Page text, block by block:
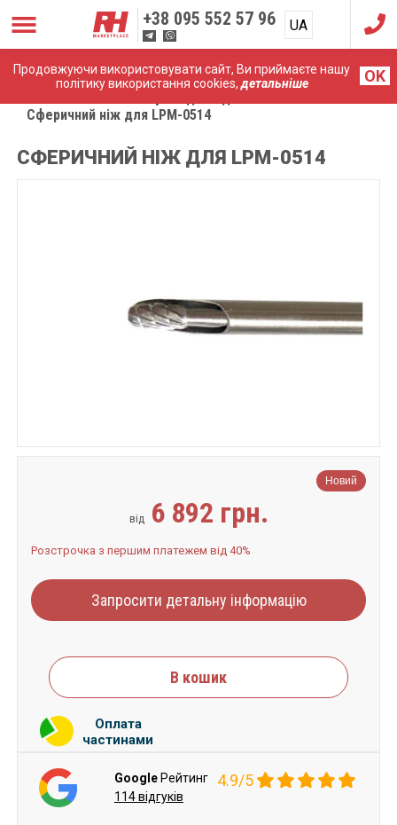
Продовжуючи використовувати сайт, Ви приймаєте нашу
політику використання cookies,детальніше OK
+38 095 552 57 96 UA
RU
Сферичний ніж для LPM-0514
СФЕРИЧНИЙ НІЖ ДЛЯ LPM-0514
Новий
від 6 892 грн.
Розстрочка з першим платежем від 40%
Запросити детальну інформацію
В кошик
Оплата
частинами
Google Рейтинг 4.9/5
114 відгуків